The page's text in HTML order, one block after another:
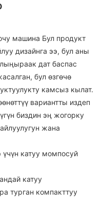
машина Бул продукт
дизайнга ээ, бул аны
дат баспас
бул өзгөчө
камсыз кылат.
вариантты издеп
биздин эң жогорку
жана
үчүн катуу момпосуй
катуу
турган компакттуу